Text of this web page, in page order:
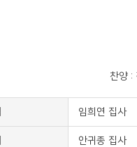
찬양
임희연 집사
안귀종 집사